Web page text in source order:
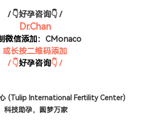
/ 👇好孕咨询👇 /
Dr.Chan
微信添加： CMonaco
或长按二维码添加
/ 👇好孕咨询👇 /
(Tulip International Fertility Center)
科技助孕，圆梦万家